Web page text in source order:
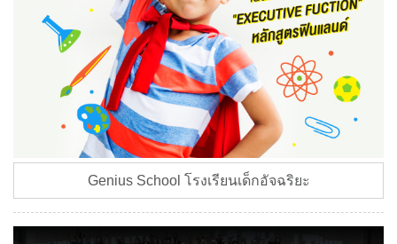
Genius School โรงเรียนเด็กอัจฉริยะ